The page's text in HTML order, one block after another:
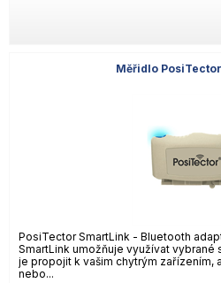
Měřidlo
PosiTector SmartLink - Bluetooth
SmartLink umožňuje využívat
je propojit k vašim chytrým zařízením,
nebo...